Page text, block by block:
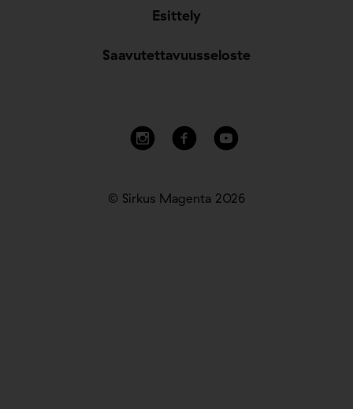
Esittely
Saavutettavuusseloste
© Sirkus Magenta 2026